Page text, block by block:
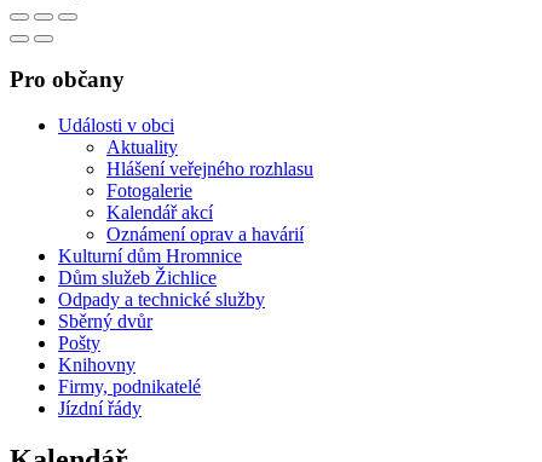
Pro občany
Události v obci
Aktuality
Hlášení veřejného rozhlasu
Fotogalerie
Kalendář akcí
Oznámení oprav a havárií
Kulturní dům Hromnice
Dům služeb Žichlice
Odpady a technické služby
Sběrný dvůr
Pošty
Knihovny
Firmy, podnikatelé
Jízdní řády